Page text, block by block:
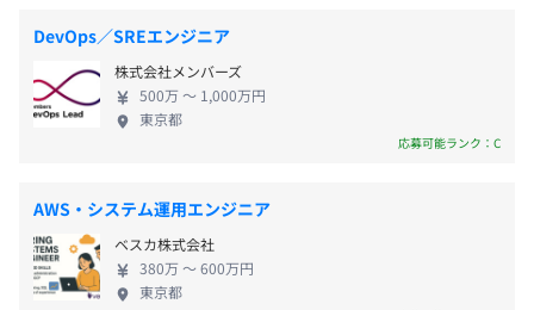
昇給においても具体的な等級制度を用いていますので、昇
給時の納得感やモチベーションの増加にも期待できます。
技術者が正当な評価を受け、待遇に還元される。そんな成
長サポートが当社の魅力です。
・通勤交通費全額支給
・残業手当（全額支給）
・業績によりボーナス支給（年1回）
・ストックオプション付与
年ぐらいで独り立ちとなります。 ※リモートOKのプ
ロジェクトあり 注目大幅な収入・キャリアアップを
実現！ ■収入UPを実現！ 実際に前職で年収400万円
だった方が、入社後年収600万円に増収した実例な
ど、転職後年収が1.5倍にアップした実績が多数あり
める案件が豊富です。クライアントの業務が効率化で
きるようご自身のアイデアを直接提案できます。これ
まで以上の上流での経験が積めるので、今後のキャ
DevOps／SREエンジニア
株式会社メンバーズ
500万 〜 1,000万円
東京都
応募可能ランク：C
AWS・システム運用エンジニア
ベスカ株式会社
380万 〜 600万円
東京都